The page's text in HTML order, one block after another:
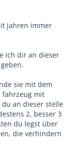
jahren immer
ich dir an dieser
sie mit dem
fahrzeug mit
an dieser stelle
2, besser 3
du legst über
die verhindern